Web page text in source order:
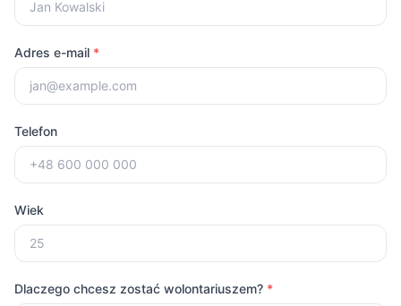
Adres e-mail *
Telefon
Wiek
Dlaczego chcesz zostać wolontariuszem? *